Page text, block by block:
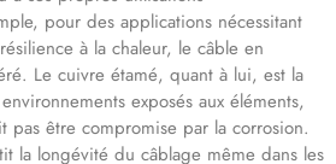
pour des applications nécessitant
à la chaleur, le câble en
Le cuivre étamé, quant à lui, est la
exposés aux éléments,
être compromise par la corrosion.
la longévité du câblage même dans les